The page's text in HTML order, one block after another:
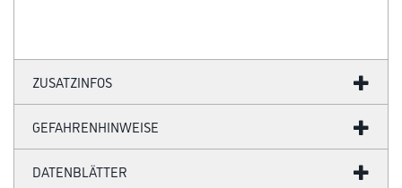
ZUSATZINFOS
GEFAHRENHINWEISE
DATENBLÄTTER